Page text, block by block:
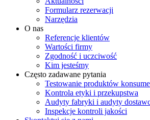
Formularz rezerwacji
Narzędzia
O nas
Referencje klientów
Wartości firmy
Zgodność i uczciwość
Kim jesteśmy
Często zadawane pytania
Testowanie produktów
Kontrola etyki i przekupstwa
Audyty fabryki i audyty
Inspekcje kontroli jakości